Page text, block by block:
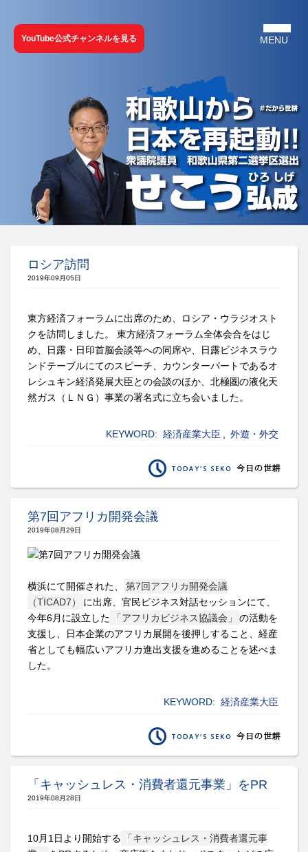
YouTube公式チャンネルを見る
ロシア訪問
2019年09月05日
東方経済フォーラムに出席のため、ロシア・ウラジオスト
クを訪問しました。 東方経済フォーラム全体会合をはじ
め、日露・日印首脳会談等への同席や、日露ビジネスラウ
ンドテーブルにてのスピーチ、カウンターパートであるオ
レシュキン経済発展大臣との会談のほか、北極圏の液化天
然ガス（ＬＮＧ）事業の署名式に立ち会いました。
KEYWORD: 経済産業大臣 外遊・外交
第7回アフリカ開発会議
2019年08月29日
横浜にて開催された、
第7回アフリカ開発会議
（TICAD7）
に出席、官民ビジネス対話セッションにて、
今年6月に設立した
「アフリカビジネス協議会」
の活動を
支援し、日本企業のアフリカ展開を後押しすること、経産
省としても幅広いアフリカ進出支援を進めることを述べま
した。
KEYWORD: 経済産業大臣
「キャッシュレス・消費者還元事業」をPR
2019年08月28日
10月1日より開始する
「キャッシュレス・消費者還元事